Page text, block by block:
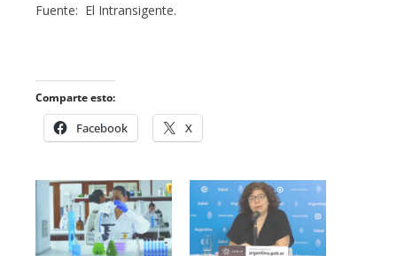
Fuente: El Intransigente.
Comparte esto:
Facebook X